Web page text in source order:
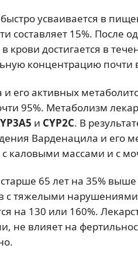
усваивается в
составляет 15%. После
в крови достигается в
концентрацию почти
и его активных
95%. Метаболизм
и CYP2С. В
Варденацила и его
с каловыми массами и с
65 лет на 35%
с тяжелыми
на 130 или 160%.
не влияет на